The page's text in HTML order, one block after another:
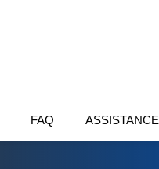
FAQ ASSISTANCE